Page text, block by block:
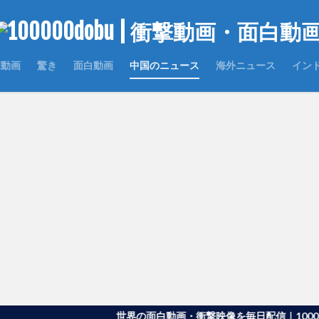
画 驚き 面白動画 中国のニュース 海外ニュース イン
世界の面白動画・衝撃映像を毎日配信｜100000dobu